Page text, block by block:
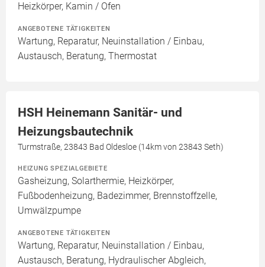
Heizkörper, Kamin / Ofen
ANGEBOTENE TÄTIGKEITEN
Wartung, Reparatur, Neuinstallation / Einbau,
Austausch, Beratung, Thermostat
HSH Heinemann Sanitär- und
Heizungsbautechnik
Turmstraße, 23843 Bad Oldesloe (14km von 23843 Seth)
HEIZUNG SPEZIALGEBIETE
Gasheizung, Solarthermie, Heizkörper,
Fußbodenheizung, Badezimmer, Brennstoffzelle,
Umwälzpumpe
ANGEBOTENE TÄTIGKEITEN
Wartung, Reparatur, Neuinstallation / Einbau,
Austausch, Beratung, Hydraulischer Abgleich,